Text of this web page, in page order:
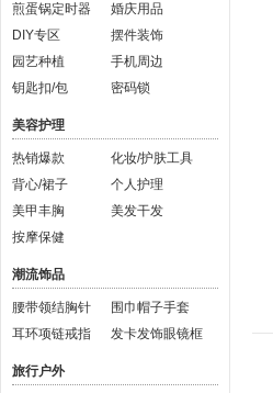
煎蛋锅定时器
婚庆用品
DIY专区
摆件装饰
园艺种植
手机周边
钥匙扣/包
密码锁
美容护理
热销爆款
化妆/护肤工具
背心/裙子
个人护理
美甲丰胸
美发干发
按摩保健
潮流饰品
腰带领结胸针
围巾帽子手套
耳环项链戒指
发卡发饰眼镜框
旅行户外